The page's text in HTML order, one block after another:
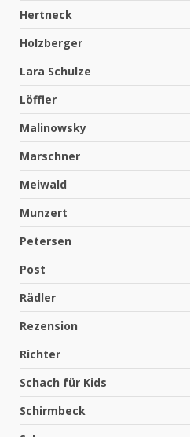
Hertneck
Holzberger
Lara Schulze
Löffler
Malinowsky
Marschner
Meiwald
Munzert
Petersen
Post
Rädler
Rezension
Richter
Schach für Kids
Schirmbeck